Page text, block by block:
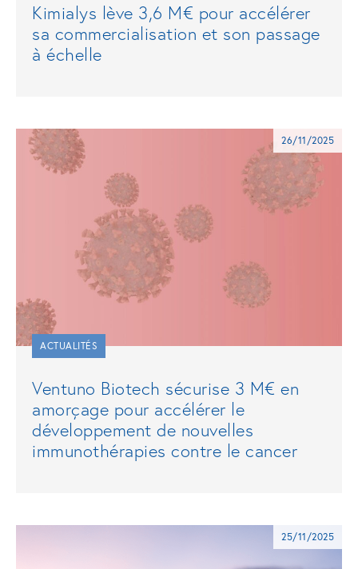
Kimialys lève 3,6 M€ pour accélérer
sa commercialisation et son passage
à échelle
26/11/2025
ACTUALITÉS
Ventuno Biotech sécurise 3 M€ en
amorçage pour accélérer le
développement de nouvelles
immunothérapies contre le cancer
25/11/2025